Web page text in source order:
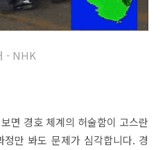
- NHK
면 경호 체계의 허술함이 고스란
만 봐도 문제가 심각합니다. 경